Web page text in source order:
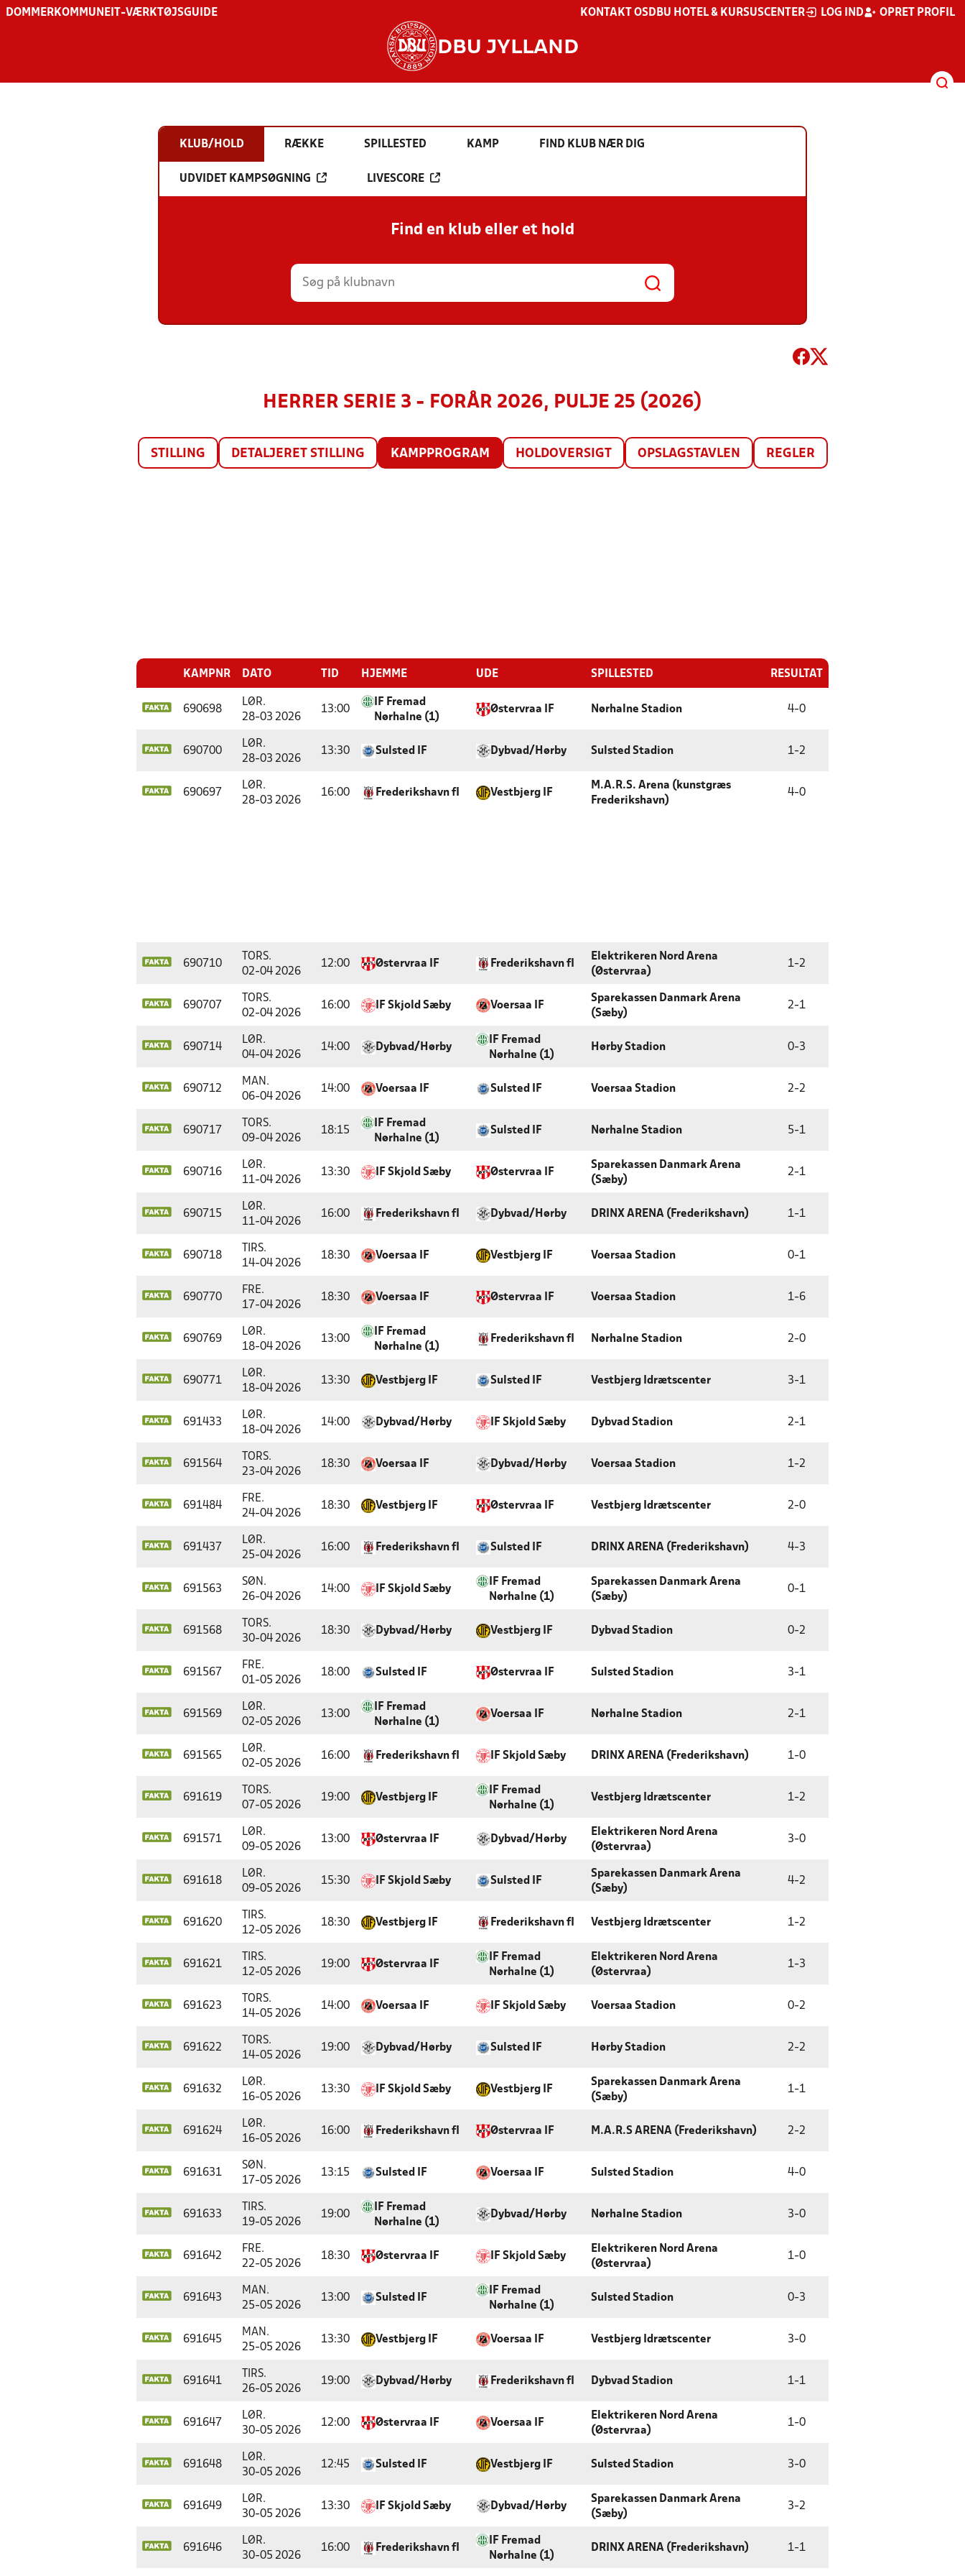
DOMMER KOMMUNE IT-VÆRKTØJSGUIDE KONTAKT OS DBU HOTEL & KURSUSCENTER LOG IND OPRET PROFIL
DBU JYLLAND
KLUB/HOLD RÆKKE SPILLESTED KAMP FIND KLUB NÆR DIG
UDVIDET KAMPSØGNING LIVESCORE
Find en klub eller et hold
HERRER SERIE 3 - FORÅR 2026, PULJE 25 (2026)
STILLING DETALJERET STILLING KAMPPROGRAM HOLDOVERSIGT OPSLAGSTAVLEN REGLER
KAMPNR DATO TID HJEMME UDE SPILLESTED RESULTAT
690698
LØR.
28-03 2026
13:00
IF Fremad
Nørhalne (1)
Østervraa IF Nørhalne Stadion 4-0
690700
LØR.
28-03 2026
13:30 Sulsted IF Dybvad/Hørby Sulsted Stadion 1-2
690697
LØR.
28-03 2026
16:00 Frederikshavn fI Vestbjerg IF
M.A.R.S. Arena (kunstgræs
Frederikshavn)
4-0
690710
TORS.
02-04 2026
12:00 Østervraa IF Frederikshavn fI
Elektrikeren Nord Arena
(Østervraa)
1-2
690707
TORS.
02-04 2026
16:00 IF Skjold Sæby Voersaa IF
Sparekassen Danmark Arena
(Sæby)
2-1
690714
LØR.
04-04 2026
14:00 Dybvad/Hørby
IF Fremad
Nørhalne (1)
Hørby Stadion 0-3
690712
MAN.
06-04 2026
14:00 Voersaa IF Sulsted IF Voersaa Stadion 2-2
690717
TORS.
09-04 2026
18:15
IF Fremad
Nørhalne (1)
Sulsted IF Nørhalne Stadion 5-1
690716
LØR.
11-04 2026
13:30 IF Skjold Sæby Østervraa IF
Sparekassen Danmark Arena
(Sæby)
2-1
690715
LØR.
11-04 2026
16:00 Frederikshavn fI Dybvad/Hørby DRINX ARENA (Frederikshavn) 1-1
690718
TIRS.
14-04 2026
18:30 Voersaa IF Vestbjerg IF Voersaa Stadion 0-1
690770
FRE.
17-04 2026
18:30 Voersaa IF Østervraa IF Voersaa Stadion 1-6
690769
LØR.
18-04 2026
13:00
IF Fremad
Nørhalne (1)
Frederikshavn fI Nørhalne Stadion 2-0
690771
LØR.
18-04 2026
13:30 Vestbjerg IF Sulsted IF Vestbjerg Idrætscenter 3-1
691433
LØR.
18-04 2026
14:00 Dybvad/Hørby IF Skjold Sæby Dybvad Stadion 2-1
691564
TORS.
23-04 2026
18:30 Voersaa IF Dybvad/Hørby Voersaa Stadion 1-2
691484
FRE.
24-04 2026
18:30 Vestbjerg IF Østervraa IF Vestbjerg Idrætscenter 2-0
691437
LØR.
25-04 2026
16:00 Frederikshavn fI Sulsted IF DRINX ARENA (Frederikshavn) 4-3
691563
SØN.
26-04 2026
14:00 IF Skjold Sæby
IF Fremad
Nørhalne (1)
Sparekassen Danmark Arena
(Sæby)
0-1
691568
TORS.
30-04 2026
18:30 Dybvad/Hørby Vestbjerg IF Dybvad Stadion 0-2
691567
FRE.
01-05 2026
18:00 Sulsted IF Østervraa IF Sulsted Stadion 3-1
691569
LØR.
02-05 2026
13:00
IF Fremad
Nørhalne (1)
Voersaa IF Nørhalne Stadion 2-1
691565
LØR.
02-05 2026
16:00 Frederikshavn fI IF Skjold Sæby DRINX ARENA (Frederikshavn) 1-0
691619
TORS.
07-05 2026
19:00 Vestbjerg IF
IF Fremad
Nørhalne (1)
Vestbjerg Idrætscenter 1-2
691571
LØR.
09-05 2026
13:00 Østervraa IF Dybvad/Hørby
Elektrikeren Nord Arena
(Østervraa)
3-0
691618
LØR.
09-05 2026
15:30 IF Skjold Sæby Sulsted IF
Sparekassen Danmark Arena
(Sæby)
4-2
691620
TIRS.
12-05 2026
18:30 Vestbjerg IF Frederikshavn fI Vestbjerg Idrætscenter 1-2
691621
TIRS.
12-05 2026
19:00 Østervraa IF
IF Fremad
Nørhalne (1)
Elektrikeren Nord Arena
(Østervraa)
1-3
691623
TORS.
14-05 2026
14:00 Voersaa IF IF Skjold Sæby Voersaa Stadion 0-2
691622
TORS.
14-05 2026
19:00 Dybvad/Hørby Sulsted IF Hørby Stadion 2-2
691632
LØR.
16-05 2026
13:30 IF Skjold Sæby Vestbjerg IF
Sparekassen Danmark Arena
(Sæby)
1-1
691624
LØR.
16-05 2026
16:00 Frederikshavn fI Østervraa IF M.A.R.S ARENA (Frederikshavn) 2-2
691631
SØN.
17-05 2026
13:15 Sulsted IF Voersaa IF Sulsted Stadion 4-0
691633
TIRS.
19-05 2026
19:00
IF Fremad
Nørhalne (1)
Dybvad/Hørby Nørhalne Stadion 3-0
691642
FRE.
22-05 2026
18:30 Østervraa IF IF Skjold Sæby
Elektrikeren Nord Arena
(Østervraa)
1-0
691643
MAN.
25-05 2026
13:00 Sulsted IF
IF Fremad
Nørhalne (1)
Sulsted Stadion 0-3
691645
MAN.
25-05 2026
13:30 Vestbjerg IF Voersaa IF Vestbjerg Idrætscenter 3-0
691641
TIRS.
26-05 2026
19:00 Dybvad/Hørby Frederikshavn fI Dybvad Stadion 1-1
691647
LØR.
30-05 2026
12:00 Østervraa IF Voersaa IF
Elektrikeren Nord Arena
(Østervraa)
1-0
691648
LØR.
30-05 2026
12:45 Sulsted IF Vestbjerg IF Sulsted Stadion 3-0
691649
LØR.
30-05 2026
13:30 IF Skjold Sæby Dybvad/Hørby
Sparekassen Danmark Arena
(Sæby)
3-2
691646
LØR.
30-05 2026
16:00 Frederikshavn fI
IF Fremad
Nørhalne (1)
DRINX ARENA (Frederikshavn) 1-1